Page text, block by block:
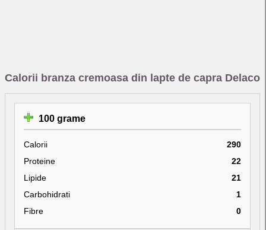
Calorii branza cremoasa din lapte de capra Delaco
100 grame
Calorii
290
Proteine
22
Lipide
21
Carbohidrati
1
Fibre
0